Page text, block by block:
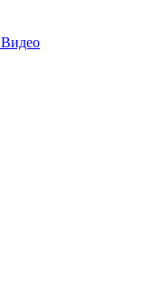
Видео